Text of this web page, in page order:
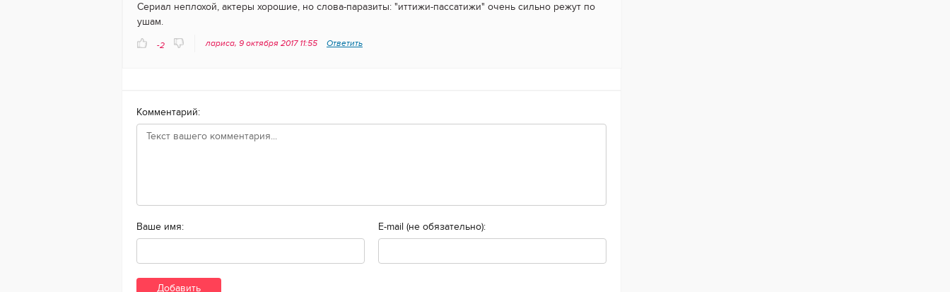
Сериал неплохой, актеры хорошие, но слова-паразиты: "иттижи-пассатижи" очень сильно режут по
ушам.
-2 лариса, 9 октября 2017 11:55 Ответить
Комментарий:
Ваше имя: E-mail (не обязательно):